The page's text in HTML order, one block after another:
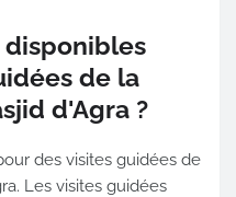
de la
d'Agra ?
des visites guidées de
Les visites guidées